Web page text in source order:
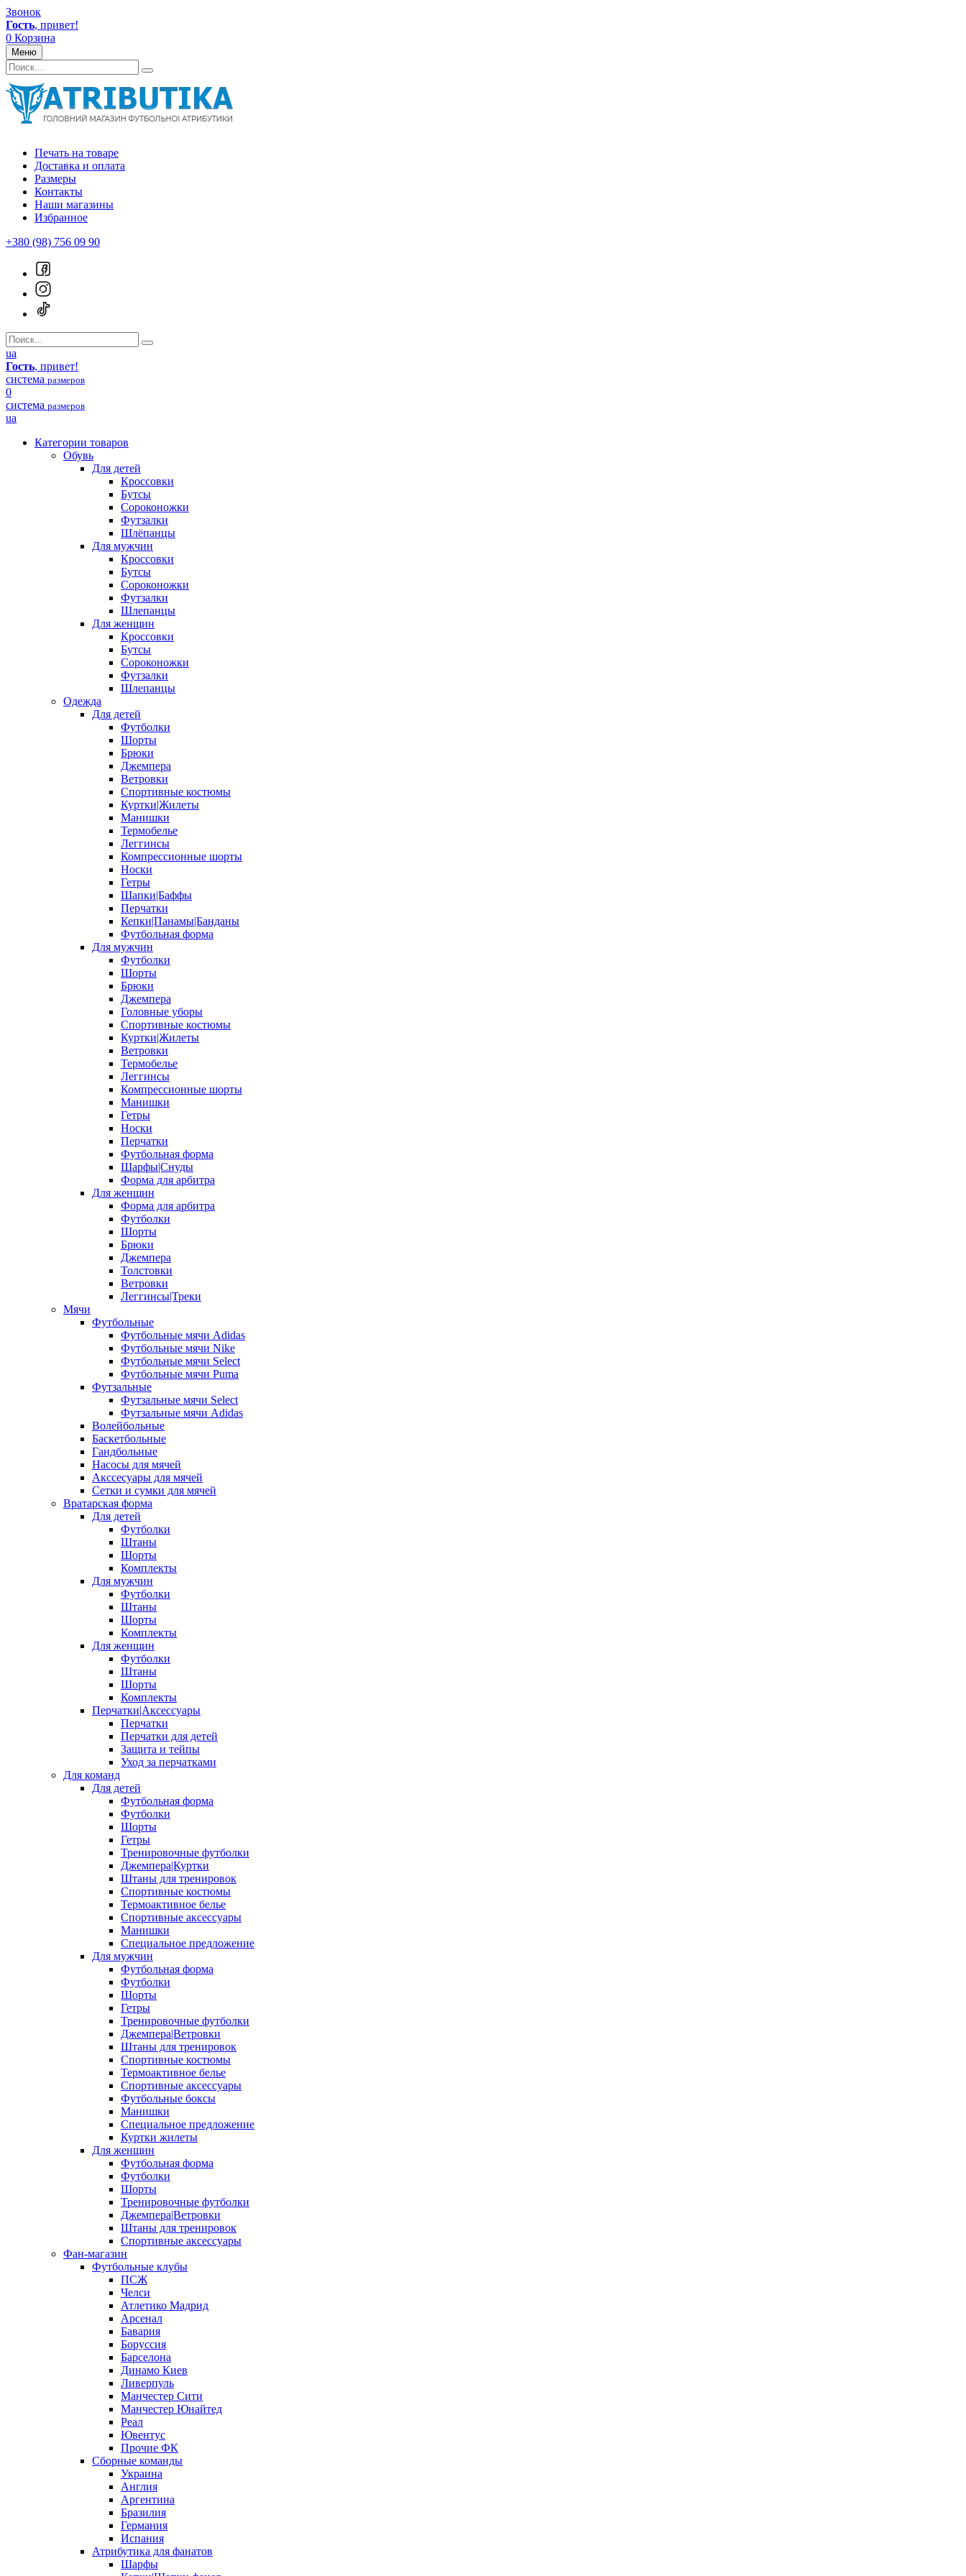
Звонок
Гость, привет!
0 Корзина
Меню
Печать на товаре
Доставка и оплата
Размеры
Контакты
Наши магазины
Избранное
+380 (98) 756 09 90
ua
Гость, привет!
система размеров
0
система размеров
ua
Категории товаров
Обувь
Для детей
Кроссовки
Бутсы
Сороконожки
Футзалки
Шлёпанцы
Для мужчин
Кроссовки
Бутсы
Сороконожки
Футзалки
Шлепанцы
Для женщин
Кроссовки
Бутсы
Сороконожки
Футзалки
Шлепанцы
Одежда
Для детей
Футболки
Шорты
Брюки
Джемпера
Ветровки
Спортивные костюмы
Куртки|Жилеты
Манишки
Термобелье
Леггинсы
Компрессионные шорты
Носки
Гетры
Шапки|Баффы
Перчатки
Кепки|Панамы|Банданы
Футбольная форма
Для мужчин
Футболки
Шорты
Брюки
Джемпера
Головные уборы
Спортивные костюмы
Куртки|Жилеты
Ветровки
Термобелье
Леггинсы
Компрессионные шорты
Манишки
Гетры
Носки
Перчатки
Футбольная форма
Шарфы|Снуды
Форма для арбитра
Для женщин
Форма для арбитра
Футболки
Шорты
Брюки
Джемпера
Толстовки
Ветровки
Леггинсы|Треки
Мячи
Футбольные
Футбольные мячи Adidas
Футбольные мячи Nike
Футбольные мячи Select
Футбольные мячи Puma
Футзальные
Футзальные мячи Select
Футзальные мячи Adidas
Волейбольные
Баскетбольные
Гандбольные
Насосы для мячей
Акссесуары для мячей
Сетки и сумки для мячей
Вратарская форма
Для детей
Футболки
Штаны
Шорты
Комплекты
Для мужчин
Футболки
Штаны
Шорты
Комплекты
Для женщин
Футболки
Штаны
Шорты
Комплекты
Перчатки|Аксессуары
Перчатки
Перчатки для детей
Защита и тейпы
Уход за перчатками
Для команд
Для детей
Футбольная форма
Футболки
Шорты
Гетры
Тренировочные футболки
Джемпера|Куртки
Штаны для тренировок
Спортивные костюмы
Термоактивное белье
Спортивные аксессуары
Манишки
Специальное предложение
Для мужчин
Футбольная форма
Футболки
Шорты
Гетры
Тренировочные футболки
Джемпера|Ветровки
Штаны для тренировок
Спортивные костюмы
Термоактивное белье
Спортивные аксессуары
Футбольные боксы
Манишки
Специальное предложение
Куртки жилеты
Для женщин
Футбольная форма
Футболки
Шорты
Тренировочные футболки
Джемпера|Ветровки
Штаны для тренировок
Спортивные аксессуары
Фан-магазин
Футбольные клубы
ПСЖ
Челси
Атлетико Мадрид
Арсенал
Бавария
Боруссия
Барселона
Динамо Киев
Ливерпуль
Манчестер Сити
Манчестер Юнайтед
Реал
Ювентус
Прочие ФК
Сборные команды
Украина
Англия
Аргентина
Бразилия
Германия
Испания
Атрибутика для фанатов
Шарфы